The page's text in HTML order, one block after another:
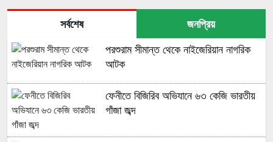
সর্বশেষ জনপ্রিয়
পরশুরাম সীমান্ত থেকে নাইজেরিয়ান নাগরিক
আটক
ফেনীতে বিজিরিব অভিযানে ৬৩ কেজি ভারতীয়
গাঁজা জব্দ